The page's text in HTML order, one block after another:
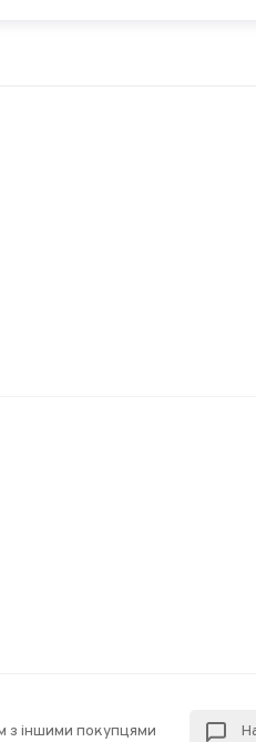
з іншими покупцями